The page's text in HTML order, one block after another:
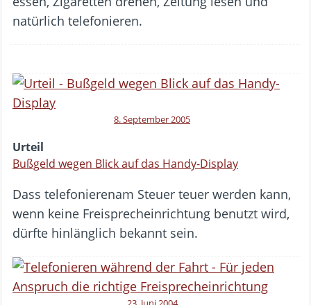
natürlich telefonieren.
8. September 2005
Urteil
Bußgeld wegen Blick auf das Handy-Display
Dass ⁣telefonierenam Steuer teuer werden kann,
wenn keine Freisprecheinrichtung benutzt wird,
dürfte hinlänglich bekannt sein.